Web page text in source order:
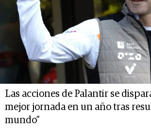
Las acciones de Palantir se
mejor jornada en un año tras
mundo”